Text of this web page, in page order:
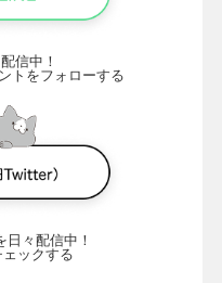
信中！
トをフォローする
々配信中！
ックする